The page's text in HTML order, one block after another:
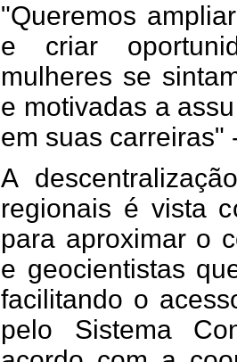
"Queremos
e criar
mulheres se
e motivadas a
em suas carreiras"
A
regionais é vista
para aproximar o
e geocientistas
facilitando o
pelo Sistema